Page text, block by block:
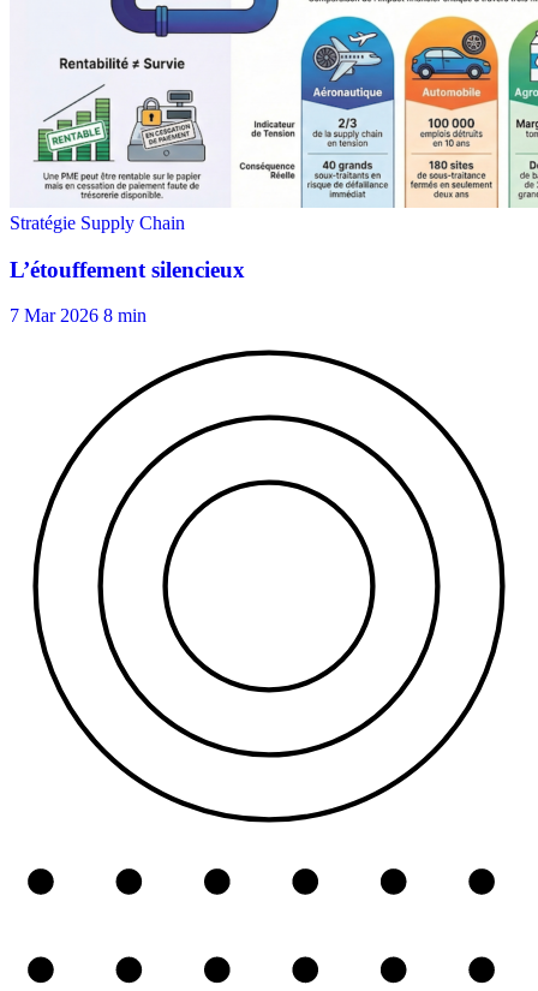
7 Mar 2026 8 min